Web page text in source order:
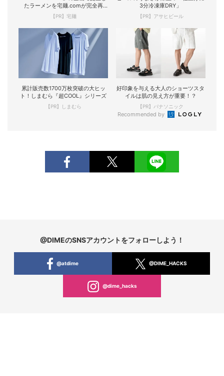
たラーメンを宅麺.comが完全再
現！
【PR】宅麺
3分冷凍庫DRY」
【PR】アサヒビール
累計販売数1700万枚突破の大ヒッ
ト！しまむら『超COOL』シリーズ
【PR】しまむら
好印象を与える大人のショーツスタ
イルは肌の見え方が重要！？
【PR】パナソニック
Recommended by
@DIMEのSNSアカウントをフォローしよう！
@atdime @DIME_HACKS
@dime_hacks